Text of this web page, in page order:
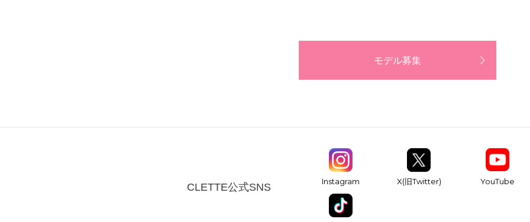
モデル募集
CLETTE公式SNS Instagram X(旧Twitter) YouTube